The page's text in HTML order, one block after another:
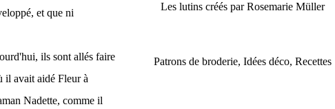
et que ni
ils sont allés faire
il avait aidé Fleur à
Nadette, comme il
Les lutins créés par Rosemarie Müller
Patrons de broderie, Idées déco, Recettes